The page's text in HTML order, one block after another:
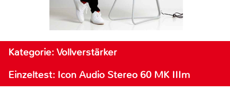
Kategorie: Vollverstärker
Einzeltest: Icon Audio Stereo 60 MK IIIm